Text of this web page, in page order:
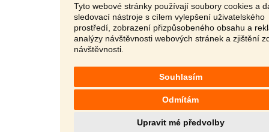
Tyto webové stránky používají soubory cookies a
sledovací nástroje s cílem vylepšení uživatelského
prostředí, zobrazení přizpůsobeného obsahu a
analýzy návštěvnosti webových stránek a zjištění
návštěvnosti.
Souhlasím
Odmítám
Upravit mé předvolby